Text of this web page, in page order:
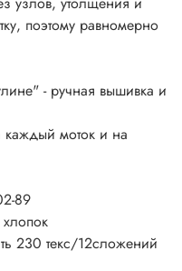
поэтому равномерно
- ручная вышивка и
моток и на
89
230 текс/12сложений